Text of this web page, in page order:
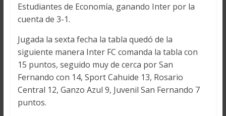
Estudiantes de Economía, ganando Inter por la
cuenta de 3-1.
Jugada la sexta fecha la tabla quedó de la
siguiente manera Inter FC comanda la tabla con
15 puntos, seguido muy de cerca por San
Fernando con 14, Sport Cahuide 13, Rosario
Central 12, Ganzo Azul 9, Juvenil San Fernando 7
puntos.